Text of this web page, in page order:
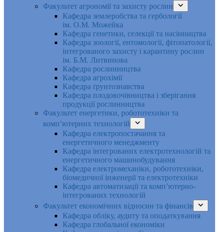
Факультет агрономії та захисту рослин
Кафедра землеробства та гербології
ім. О.М. Можейка
Кафедра генетики, селекції та насінництва
Кафедра зоології, ентомології, фітопатології,
інтегрованого захисту і карантину рослин
ім. Б.М. Литвинова
Кафедра рослинництва
Кафедра агрохімії
Кафедра ґрунтознавства
Кафедра плодовочівництва і зберігання
продукції рослинництва
Факультет енергетики, робототехніки та
комп’ютерних технологій
Кафедра електропостачання та
енергетичного менеджменту
Кафедра інтегрованих електротехнологій та
енергетичного машинобудування
Кафедра електромеханіки, робототехніки,
біомедичної інженерії та електротехніки
Кафедра автоматизації та комп’ютерно-
інтегрованих технологій
Факультет економічних відносин та фінансів
Кафедра обліку, аудиту та оподаткування
Кафедра глобальної економіки